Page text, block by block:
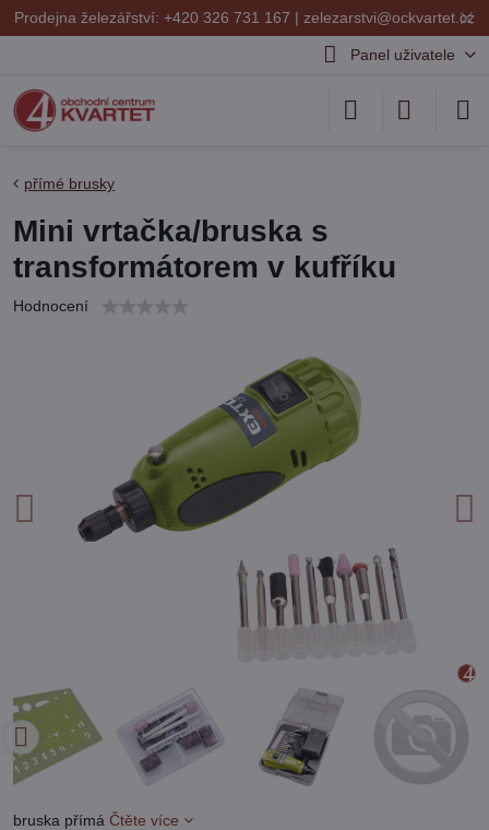
✕
Prodejna železářství: +420 326 731 167 | zelezarstvi@ockvartet.cz
Panel uživatele
přímé brusky
Mini vrtačka/bruska s
transformátorem v kufříku
Hodnocení
bruska přímá Čtěte více